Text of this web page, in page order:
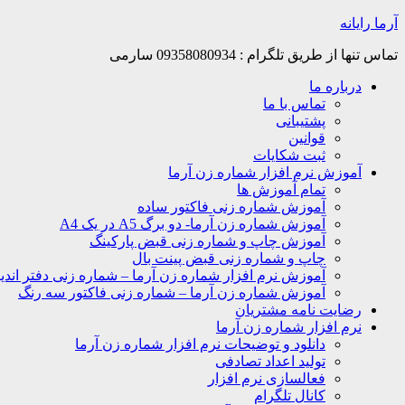
Skip
content
آرما رایانه
تماس تنها از طریق تلگرام : 09358080934 سارمی
درباره ما
تماس با ما
پشتیبانی
قوانین
ثبت شکایات
آموزش نرم افزار شماره زن آرما
تمام آموزش ها
آموزش شماره زنی فاکتور ساده
آموزش شماره زن آرما- دو برگ A5 در یک A4
آموزش چاپ و شماره زنی قبض پارکینگ
چاپ و شماره زنی قبض پینت بال
آموزش نرم افزار شماره زن آرما – شماره زنی دفتر
آموزش شماره زن آرما – شماره زنی فاکتور سه رنگ
رضایت نامه مشتریان
نرم افزار شماره زن آرما
دانلود و توضیحات نرم افزار شماره زن آرما
تولید اعداد تصادفی
فعالسازی نرم افزار
کانال تلگرام